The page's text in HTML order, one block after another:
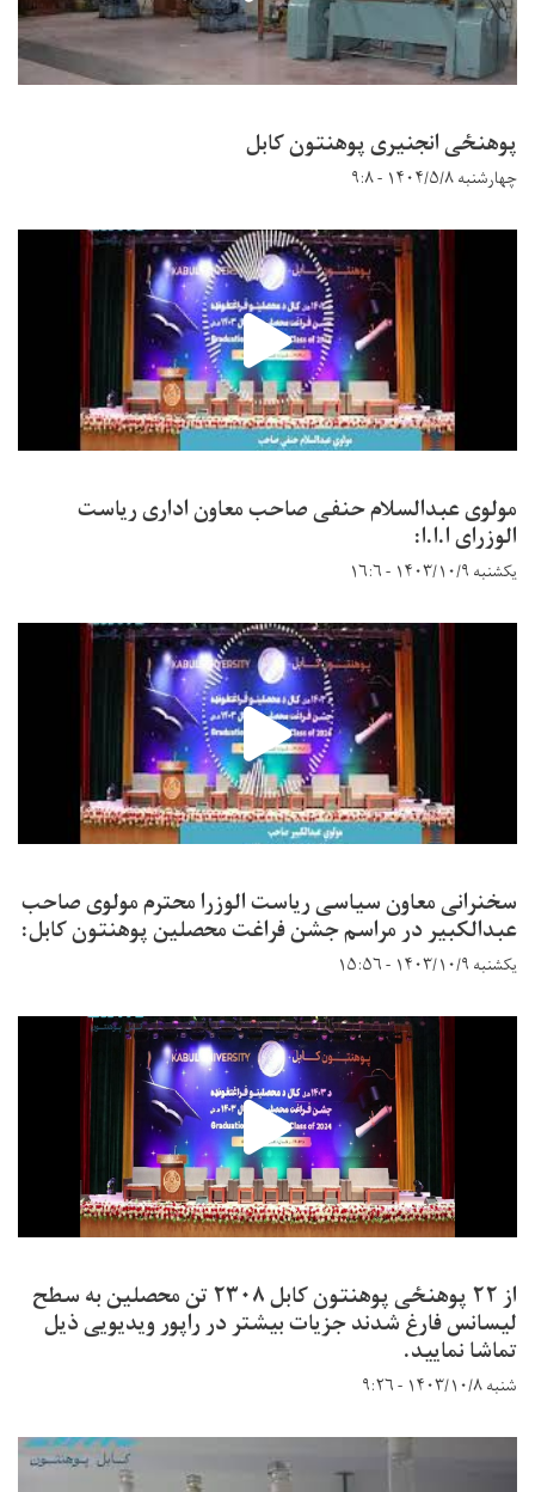
پوهنځی انجنیری پوهنتون کابل
چهارشنبه ۱۴۰۴/۵/۸ - ۹:۸
مولوی عبدالسلام حنفی صاحب معاون اداری ریاست
الوزرای ا.ا.ا:
یکشنبه ۱۴۰۳/۱۰/۹ - ۱۶:۶
سخنرانی معاون سیاسی ریاست الوزرا محترم مولوی صاحب
عبدالکبیر در مراسم جشن فراغت محصلین پوهنتون کابل:
یکشنبه ۱۴۰۳/۱۰/۹ - ۱۵:۵۶
از ۲۲ پوهنځی پوهنتون کابل ۲۳۰۸ تن محصلین به سطح
لیسانس فارغ شدند جزیات بیشتر در راپور ویدیویی ذیل
تماشا نمایید.
شنبه ۱۴۰۳/۱۰/۸ - ۹:۲۶